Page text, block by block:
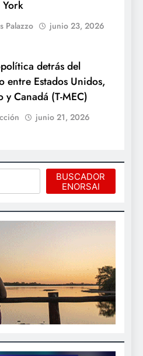
Palazzo junio 23, 2026
detrás del
entre Estados Unidos,
y Canadá (T-MEC)
junio 21, 2026
BUSCADOR
ENORSAI